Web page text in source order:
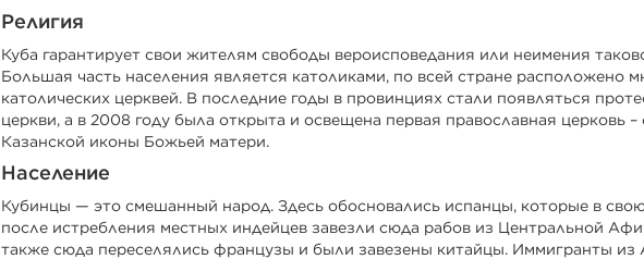
Религия
Куба гарантирует свои жителям свободы вероисповедания или неимения
Большая часть населения является католиками, по всей стране расположено
католических церквей. В последние годы в провинциях стали появляться
церкви, а в 2008 году была открыта и освещена первая православная церковь –
Казанской иконы Божьей матери.
Население
Кубинцы — это смешанный народ. Здесь обосновались испанцы, которые в
после истребления местных индейцев завезли сюда рабов из Центральной
также сюда переселялись французы и были завезены китайцы. Иммигранты из